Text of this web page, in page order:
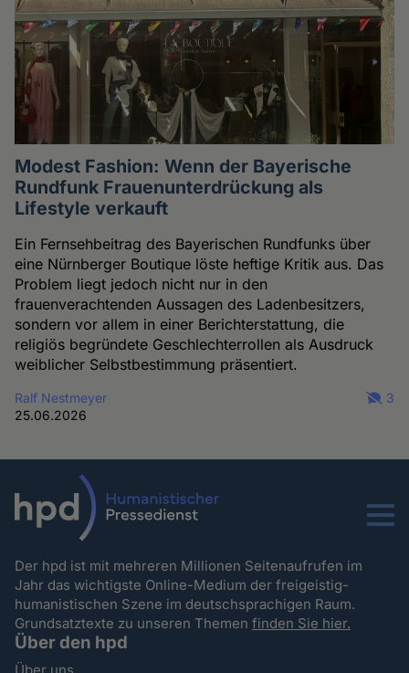
Modest Fashion: Wenn der Bayerische
Rundfunk Frauenunterdrückung als
Lifestyle verkauft
Ein Fernsehbeitrag des Bayerischen Rundfunks über
eine Nürnberger Boutique löste heftige Kritik aus. Das
Problem liegt jedoch nicht nur in den
frauenverachtenden Aussagen des Ladenbesitzers,
sondern vor allem in einer Berichterstattung, die
religiös begründete Geschlechterrollen als Ausdruck
weiblicher Selbstbestimmung präsentiert.
Ralf Nestmeyer
25.06.2026
3
Menu
Der hpd ist mit mehreren Millionen Seitenaufrufen im
Jahr das wichtigste Online-Medium der freigeistig-
humanistischen Szene im deutschsprachigen Raum.
Grundsatztexte zu unseren Themenfinden Sie hier.
Über den hpd
Über uns